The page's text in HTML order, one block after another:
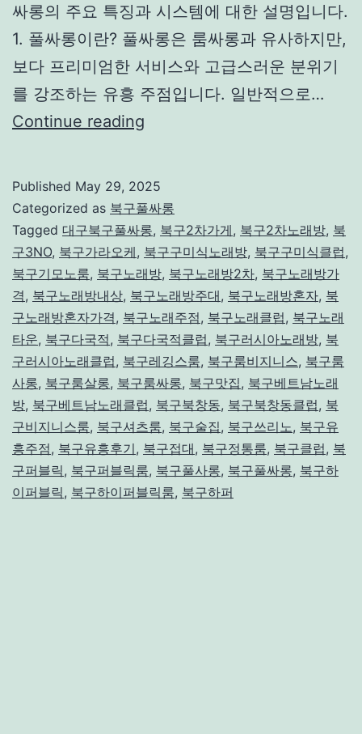
싸롱의 주요 특징과 시스템에 대한 설명입니다.
1. 풀싸롱이란? 풀싸롱은 룸싸롱과 유사하지만,
보다 프리미엄한 서비스와 고급스러운 분위기
를 강조하는 유흥 주점입니다. 일반적으로…
Continue reading
구
풀
싸
롱
Published May 29, 2025
Categorized as 북구풀싸롱
Tagged 대구북구풀싸롱, 북구2차가게, 북구2차노래방, 북
구3NO, 북구가라오케, 북구구미식노래방, 북구구미식클럽,
북구기모노룸, 북구노래방, 북구노래방2차, 북구노래방가
격, 북구노래방내상, 북구노래방주대, 북구노래방혼자, 북
구노래방혼자가격, 북구노래주점, 북구노래클럽, 북구노래
타운, 북구다국적, 북구다국적클럽, 북구러시아노래방, 북
구러시아노래클럽, 북구레깅스룸, 북구룸비지니스, 북구룸
사롱, 북구룸살롱, 북구룸싸롱, 북구맛집, 북구베트남노래
방, 북구베트남노래클럽, 북구북창동, 북구북창동클럽, 북
구비지니스룸, 북구셔츠룸, 북구술집, 북구쓰리노, 북구유
흥주점, 북구유흥후기, 북구접대, 북구정통룸, 북구클럽, 북
구퍼블릭, 북구퍼블릭룸, 북구풀사롱, 북구풀싸롱, 북구하
이퍼블릭, 북구하이퍼블릭룸, 북구하퍼